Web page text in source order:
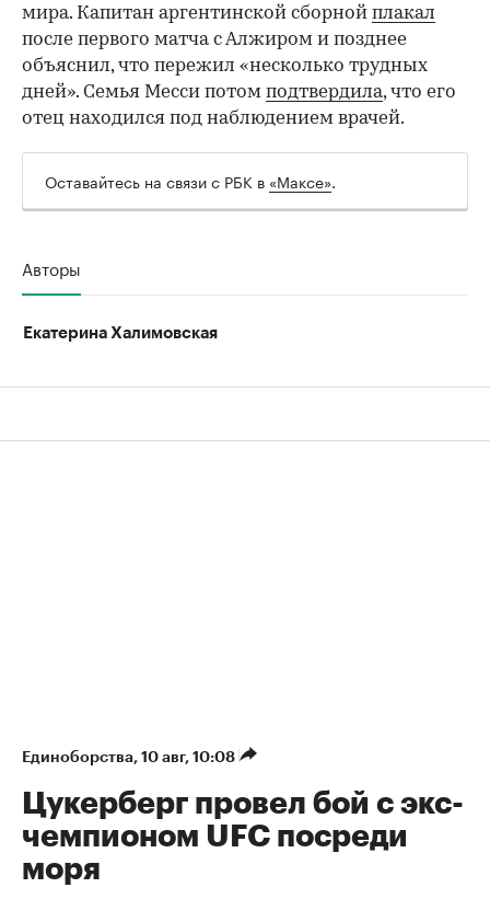
мира. Капитан аргентинской сборной плакал
после первого матча с Алжиром и позднее
объяснил, что пережил «несколько трудных
дней». Семья Месси потом подтвердила, что его
отец находился под наблюдением врачей.
Оставайтесь на связи с РБК в «Максе».
Авторы
Екатерина Халимовская
Единоборства⁠, 10 авг, 10:08
Цукерберг провел бой с экс-
чемпионом UFC посреди
моря